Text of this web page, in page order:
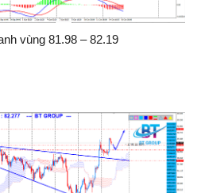
vùng 81.98 – 82.19